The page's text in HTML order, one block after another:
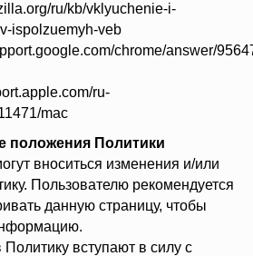
ru/kb/vklyuchenie-i-
ispolzuemyh-veb
chrome/answer/
ru-
mac
положения Политики
вноситься изменения и/или
Пользователю рекомендуется
данную страницу, чтобы
вступают в силу с